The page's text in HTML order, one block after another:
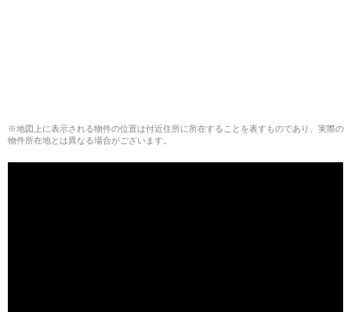
※地図上に表示される物件の位置は付近住所に所在することを表すものであり、実際の
物件所在地とは異なる場合がございます。